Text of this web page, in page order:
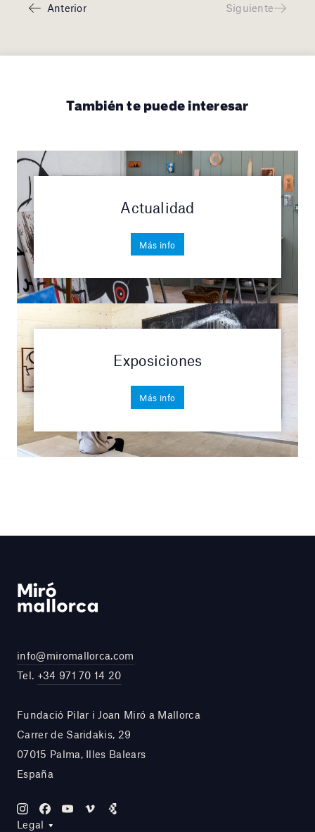
Anterior Siguiente
También te puede interesar
Actualidad
Más info
Exposiciones
Más info
info@miromallorca.com
Tel. +34 971 70 14 20
Fundació Pilar i Joan Miró a Mallorca
Carrer de Saridakis, 29
07015 Palma, Illes Balears
España
Legal